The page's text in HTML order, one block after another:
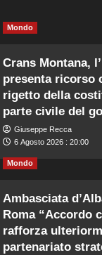
Mondo
Crans Montana,
presenta ricorso
rigetto della
parte civile del
Giuseppe Recca
6 Agosto 2026 : 20:00
Mondo
Ambasciata
Roma “Accordo
rafforza
partenariato